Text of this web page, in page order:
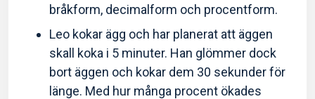
bråkform, decimalform och procentform.
Leo kokar ägg och har planerat att äggen
skall koka i 5 minuter. Han glömmer dock
bort äggen och kokar dem 30 sekunder för
länge. Med hur många procent ökades